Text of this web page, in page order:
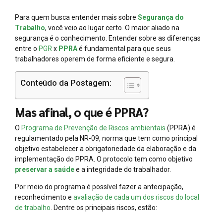
Para quem busca entender mais sobre Segurança do
Trabalho, você veio ao lugar certo. O maior aliado na
segurança é o conhecimento. Entender sobre as diferenças
entre o PGR x PPRAé fundamental para que seus
trabalhadores operem de forma eficiente e segura.
Conteúdo da Postagem:
Mas afinal, o que é PPRA?
O Programa de Prevenção de Riscos ambientais (PPRA) é
regulamentado pela NR-09, norma que tem como principal
objetivo estabelecer a obrigatoriedade da elaboração e da
implementação do PPRA. O protocolo tem como objetivo
preservar a saúdee a integridade do trabalhador.
Por meio do programa é possível fazer a antecipação,
reconhecimento e avaliação de cada um dos riscos do local
de trabalho . Dentre os principais riscos, estão: